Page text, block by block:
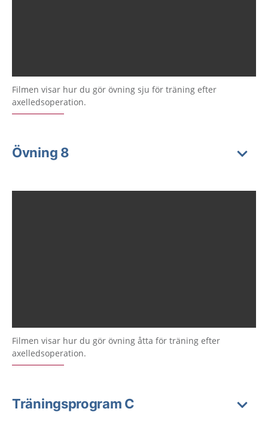
Filmen visar hur du gör övning sju för träning efter
axelledsoperation.
Övning 8
Filmen visar hur du gör övning åtta för träning efter
axelledsoperation.
Träningsprogram C